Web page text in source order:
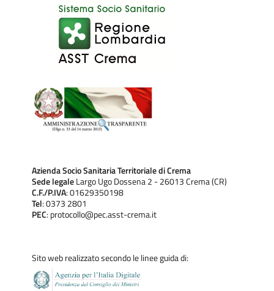
Azienda Socio Sanitaria Territoriale di Crema
Sede legaleLargo Ugo Dossena 2 - 26013 Crema (CR)
C.F./P.IVA: 01629350198
Tel: 0373 2801
PEC: protocollo@pec.asst-crema.it
Sito web realizzato secondo le linee guida di: